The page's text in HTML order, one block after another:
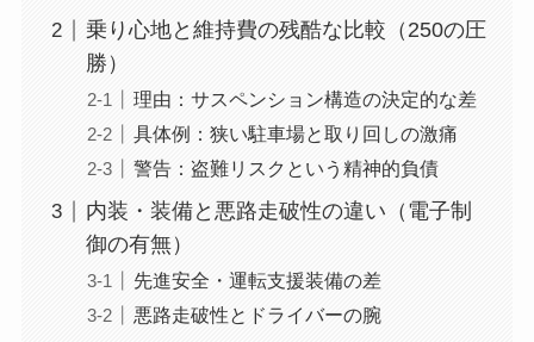
乗り心地と維持費の残酷な比較（250の圧
勝）
理由：サスペンション構造の決定的な差
具体例：狭い駐車場と取り回しの激痛
警告：盗難リスクという精神的負債
内装・装備と悪路走破性の違い（電子制
御の有無）
先進安全・運転支援装備の差
悪路走破性とドライバーの腕